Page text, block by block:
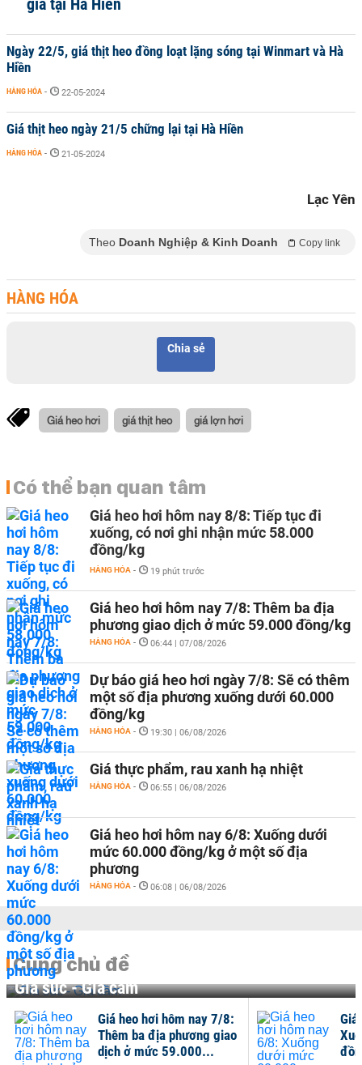
giá tại Hà Hiền
Ngày 22/5, giá thịt heo đồng loạt lặng sóng tại Winmart và Hà
Hiền
HÀNG HÓA - 22-05-2024
Giá thịt heo ngày 21/5 chững lại tại Hà Hiền
HÀNG HÓA - 21-05-2024
Lạc Yên
Theo Doanh Nghiệp & Kinh Doanh Copy link
HÀNG HÓA
Chia sẻ
Giá heo hơi giá thịt heo giá lợn hơi
Có thể bạn quan tâm
Giá heo hơi hôm nay 8/8: Tiếp tục đi
xuống, có nơi ghi nhận mức 58.000
đồng/kg
HÀNG HÓA - 19 phút trước
Giá heo hơi hôm nay 7/8: Thêm ba địa
phương giao dịch ở mức 59.000 đồng/kg
HÀNG HÓA - 06:44 | 07/08/2026
Dự báo giá heo hơi ngày 7/8: Sẽ có thêm
một số địa phương xuống dưới 60.000
đồng/kg
HÀNG HÓA - 19:30 | 06/08/2026
Giá thực phẩm, rau xanh hạ nhiệt
HÀNG HÓA - 06:55 | 06/08/2026
Giá heo hơi hôm nay 6/8: Xuống dưới
mức 60.000 đồng/kg ở một số địa
phương
HÀNG HÓA - 06:08 | 06/08/2026
Cùng chủ đề
Gia súc - Gia cầm
Giá heo hơi hôm nay 7/8:
Thêm ba địa phương giao
dịch ở mức 59.000...